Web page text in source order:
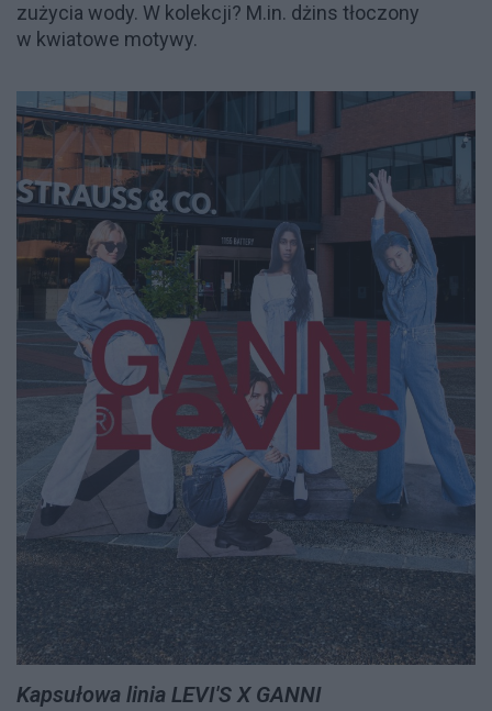
zużycia wody. W kolekcji? M.in. dżins tłoczony
w kwiatowe motywy.
Kapsułowa linia LEVI'S X GANNI